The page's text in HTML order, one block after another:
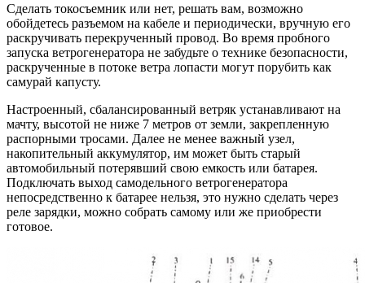
Сделать токосъемник или нет, решать вам, возможно
обойдетесь разъемом на кабеле и периодически, вручную его
раскручивать перекрученный провод. Во время пробного
запуска ветрогенератора не забудьте о технике безопасности,
раскрученные в потоке ветра лопасти могут порубить как
самурай капусту.
Настроенный, сбалансированный ветряк устанавливают на
мачту, высотой не ниже 7 метров от земли, закрепленную
распорными тросами. Далее не менее важный узел,
накопительный аккумулятор, им может быть старый
автомобильный потерявший свою емкость или батарея.
Подключать выход самодельного ветрогенератора
непосредственно к батарее нельзя, это нужно сделать через
реле зарядки, можно собрать самому или же приобрести
готовое.